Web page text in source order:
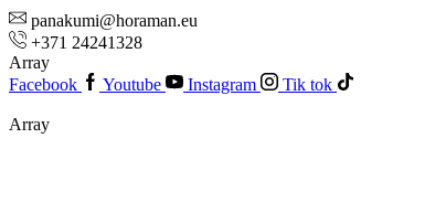
panakumi@horaman.eu
+371 24241328
Array
Facebook
Youtube Instagram Tik tok
Array